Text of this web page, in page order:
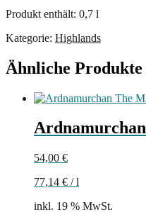
Produkt enthält: 0,7 l
Kategorie: Highlands
Ähnliche Produkte
54,00 €
77,14 € /l
inkl. 19 % MwSt.